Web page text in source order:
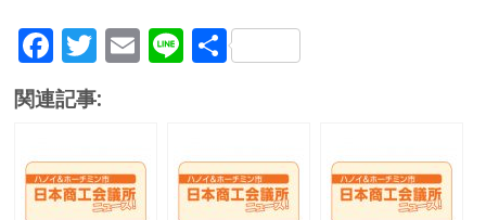
F
ac
e
b
o
T
itt
er
E
l
Li 共
関連記事: